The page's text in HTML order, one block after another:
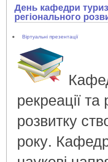
День кафедри
регіонального
Віртуальні презентації
рекреації та
розвитку
року.